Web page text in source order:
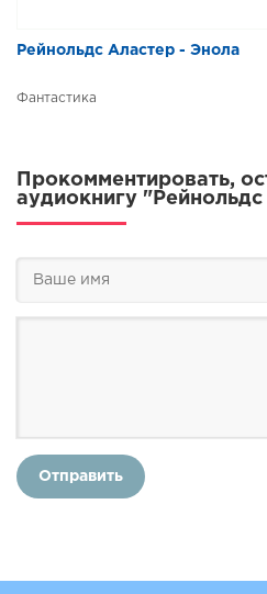
Рейнольдс Аластер - Энола
Фантастика
Прокомментировать,
аудиокнигу
Отправить